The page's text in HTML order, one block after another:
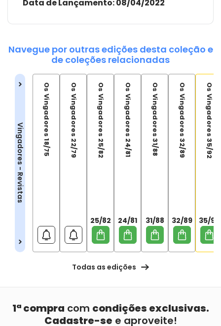
Data de Lançamento:08/04/2022
Navegue por outras edições desta coleção e
de coleções relacionadas
Vingadores - Revistas
Os Vingadores 18/75 Os Vingadores 22/79 Os Vingadores 25/82
25/82
Os Vingadores 24/81
24/81
Os Vingadores 31/88
31/88
Os Vingadores 32/89
32/89
Os Vingadores 35/92
35/92
Todas as edições